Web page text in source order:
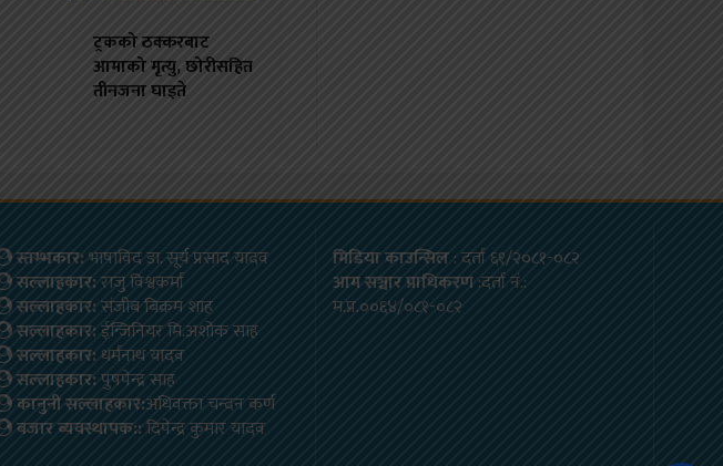
ट्रकको ठक्करबाट
आमाको मृत्यु, छोरीसहित
तीनजना घाइते
स्तम्भकार:भाषाविद डा. सूर्य प्रसाद यादव
सल्लाहकार:राजु विश्वकर्मा
सल्लाहकार:संजीब बिक्रम शाह
सल्लाहकार:ईन्जिनियर मि.अशोक साह
सल्लाहकार: धर्मनाथ यादव
सल्लाहकार:पुषपेन्द्र साह
कानुनी सल्लाहकार:अधिवक्ता चन्दन कर्ण
बजार ब्यवस्थापक::दिपेन्द्र कुमार यादव
मिडिया काउन्सिल: दर्ता ६१/२०८१-०८२
आम सञ्चार प्राधिकरण:दर्ता नं.:
म.प्र.००६४/०८१-०८२